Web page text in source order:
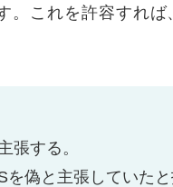
。これを許容すれ
張する。
偽と主張していた